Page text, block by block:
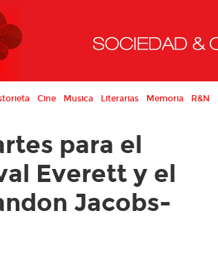
Cine Musica Literarias Memoria R&N
para el
Everett y el
Jacobs-